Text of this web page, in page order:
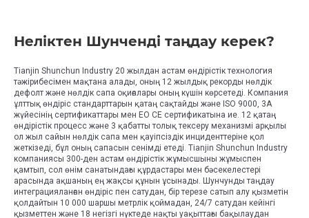
Неліктен Шунченді таңдау керек?
Tianjin Shunchun Industry 20 жылдан астам өндірістік технология
тәжірибесімен мақтана алады, оның 12 жылдық рекорды нөлдік
дефолт және нөлдік сапа оқиғалары оның күшін көрсетеді. Компания
ұлттық өндіріс стандарттарын қатаң сақтайды және ISO 9000, 3A
жүйесінің сертификаттары мен ЕО CE сертификатына ие. 12 қатаң
өндірістік процесс және 3 қабатты толық тексеру механизмі арқылы
ол жыл сайын нөлдік сапа мен қауіпсіздік инциденттеріне қол
жеткізеді, бұл оның сапасын сенімді етеді. Tianjin Shunchun Industry
компаниясы 300-ден астам өндірістік жұмысшыны жұмыспен
қамтып, сол өнім санатындағы құрдастары мен бәсекелестері
арасында ақшаның ең жақсы құнын ұсынады. Шунчунды таңдау
интеграцияланған өндіріс пен сатудан, бір терезе сатып алу қызметін
қолдайтын 10 000 шаршы метрлік қоймадан, 24/7 сатудан кейінгі
қызметтен және 18 негізгі нүктеде нақты уақыттағы бақылаудан